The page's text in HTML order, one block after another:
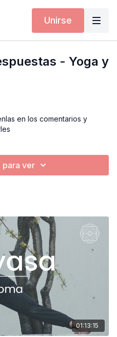
Unirse
- Yoga y
en los comentarios y
para ver
01:13:15